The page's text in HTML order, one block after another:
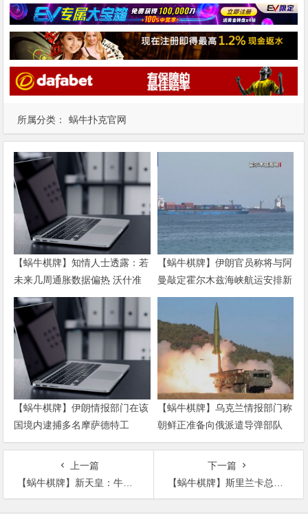
所属分类： 蜗牛扑克官网
【蜗牛棋牌】知情人士透露：若
未来几周通胀数据偏热 沃什准
备好加息
【蜗牛棋牌】伊朗官员称将与阿
曼敲定霍尔木兹海峡航运安排新
协议
【蜗牛棋牌】伊朗情报部门在该
国境内逮捕多名摩萨德特工
【蜗牛棋牌】乌克兰情报部门称
朝鲜正准备向俄派遣导弹部队
上一篇
【蜗牛棋牌】新天皇：牛津海归曾勇敢护妻 要求正确传递历史
下一篇
【蜗牛棋牌】斯里兰卡总统：IS或已采取新策略 开始攻击小国
文